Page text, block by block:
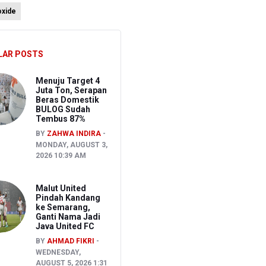
1-1
POSTS
Menuju Target 4
Juta Ton, Serapan
Beras Domestik
BULOG Sudah
Tembus 87%
BY ZAHWA INDIRA
MONDAY, AUGUST 3,
2026 10:39 AM
Malut United
Pindah Kandang
ke Semarang,
Ganti Nama Jadi
Java United FC
BY AHMAD FIKRI
WEDNESDAY,
AUGUST 5, 2026 1:31